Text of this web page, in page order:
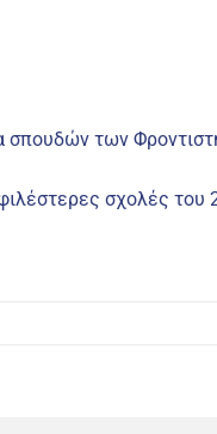
σπουδών των
σχολές του